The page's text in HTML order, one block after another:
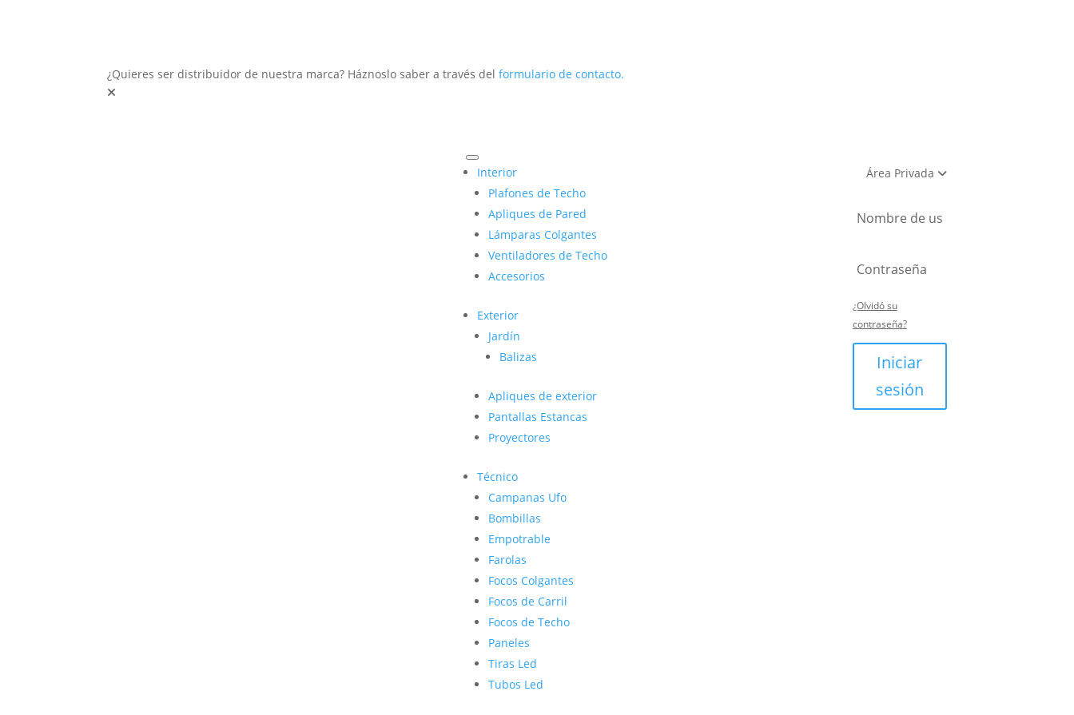
¿Quieres ser distribuidor de nuestra marca? Háznoslo saber a través delformulario de contacto.
Interior
Plafones de Techo
Apliques de Pared
Lámparas Colgantes
Ventiladores de Techo
Accesorios
Exterior
Jardín
Balizas
Apliques de exterior
Pantallas Estancas
Proyectores
Técnico
Campanas Ufo
Bombillas
Empotrable
Farolas
Focos Colgantes
Focos de Carril
Focos de Techo
Paneles
Tiras Led
Tubos Led
Área Privada
¿Olvidó su
contraseña?
Iniciar
sesión